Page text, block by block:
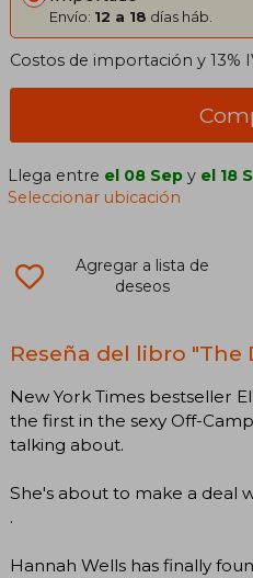
Envío: 12 a 18 días háb.
Costos de importación y 13%
Llega entre el 08 Sep y el 18
Seleccionar ubicación
Agregar a lista de
deseos
Reseña del libro "The
New York Times bestseller
the first in the sexy Off-
talking about.
She's about to make a deal
.
Hannah Wells has finally